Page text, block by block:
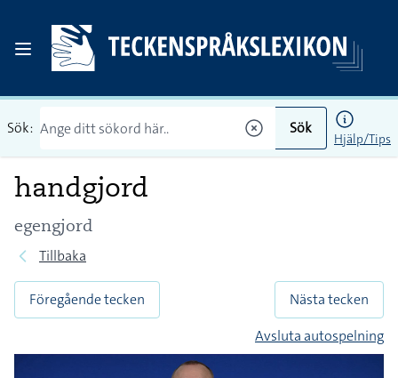
Sök: Sök
Hjälp/Tips
handgjord
egengjord
Tillbaka
Föregående tecken
Nästa tecken
Avsluta autospelning